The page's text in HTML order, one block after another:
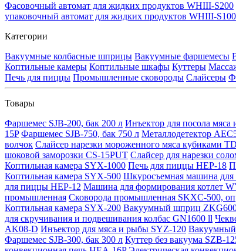
Фасовочный автомат для жидких продуктов WHIII-S200
упаковочный автомат для жидких продуктов WHIII-S100
Категории
Вакуумные колбасные шприцы Вакуумные фаршемесы
Коптильные камеры Коптильные шкафы Куттеры
Печь для пиццы Промышленные сковороды Слайсеры
Товары
Фаршемес SJB-200, бак 200 л Инъектор для посола
15P Фаршемес SJB-750, бак 750 л Металлодетектор
волчок Слайсер нарезки мороженного мяса кубиками
шоковой заморозки CS-15PUT Слайсер для нарезки
Коптильная камера SYX-1000 Печь для пиццы HEP-18
Коптильная камера SYX-500 Шкуросъемная машина
для пиццы HEP-12 Машина для формирования котлет
промышленная Сковорода промышленная SKXC-500,
Коптильная камера SYX-200 Вакуумный шприц
для скручивания и подвешивания колбас GN1600 ll
AK08-D Инъектор для мяса и рыбы SYZ-120
Фаршемес SJB-300, бак 300 л Куттер без вакуума SZB-